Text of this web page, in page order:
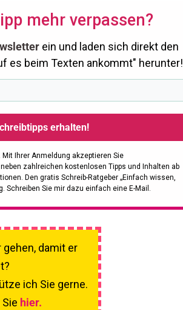
mehr verpassen?
ein und laden sich direkt den
es beim Texten ankommt" herunter!
erhalten!
Mit Ihrer Anmeldung akzeptieren Sie
zahlreichen kostenlosen Tipps und Inhalten ab
Den gratis Schreib-Ratgeber „Einfach wissen,
Schreiben Sie mir dazu einfach eine E-Mail.
damit er
ich Sie gerne.
hier.